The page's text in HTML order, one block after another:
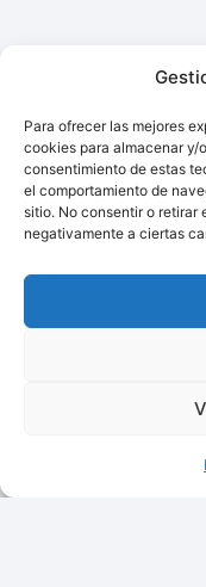
Para ofrecer las mejores
cookies para almacenar y/
consentimiento de estas
el comportamiento de
sitio. No consentir o retirar
negativamente a ciertas
ES
MEJOR
QUE
HARÁS
ESTE
© 2026